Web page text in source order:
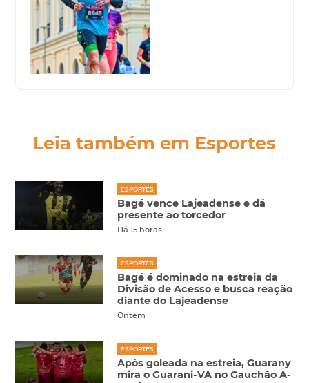
Leia também em Esportes
ESPORTES
Bagé vence Lajeadense e dá
presente ao torcedor
Há 15 horas
ESPORTES
Bagé é dominado na estreia da
Divisão de Acesso e busca reação
diante do Lajeadense
Ontem
ESPORTES
Após goleada na estreia, Guarany
mira o Guarani-VA no Gauchão A-